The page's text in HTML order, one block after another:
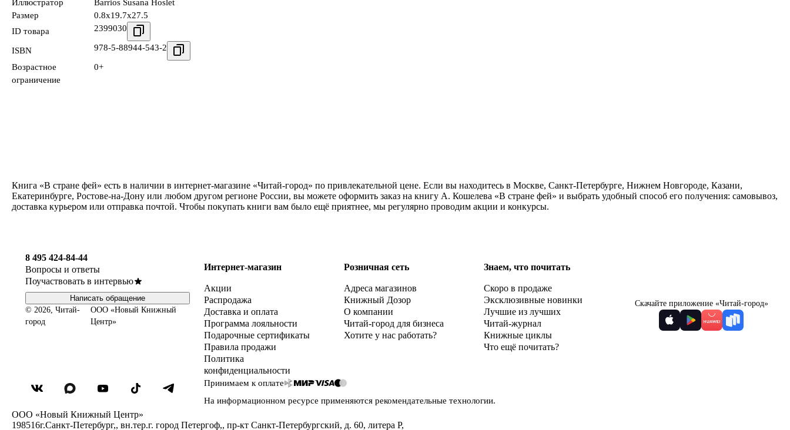
Иллюстратор
Barrios Susana Hoslet
Размер
0.8x19.7x27.5
ID товара
2399030
ISBN 978-5-88944-543-2
Возрастное
ограничение
0+
Книга «В стране фей» есть в наличии в интернет-магазине «Читай-город» по привлекательной цене. Если вы находитесь в Москве, Санкт-Петербурге, Нижнем Новгороде, Казани,
Екатеринбурге, Ростове-на-Дону или любом другом регионе России, вы можете оформить заказ на книгу А. Кошелева «В стране фей» и выбрать удобный способ его получения: самовывоз,
доставка курьером или отправка почтой. Чтобы покупать книги вам было ещё приятнее, мы регулярно проводим акции и конкурсы.
8 495 424-84-44
Вопросы и ответы
Поучаствовать в интервью
Написать обращение
© 2026, Читай-
город
ООО «Новый Книжный
Центр»
Интернет-магазин
Акции
Распродажа
Доставка и оплата
Программа лояльности
Подарочные сертификаты
Правила продажи
Политика
конфиденциальности
Розничная сеть
Адреса магазинов
Книжный Дозор
О компании
Читай-город для бизнеса
Хотите у нас работать?
Знаем, что почитать
Скоро в продаже
Эксклюзивные новинки
Лучшие из лучших
Читай-журнал
Книжные циклы
Что ещё почитать?
Принимаем к оплате
На информационном ресурсе применяются рекомендательные технологии.
Скачайте приложение «Читай-город»
ООО «Новый Книжный Центр»
198516г.Санкт-Петербург,, вн.тер.г. город Петергоф,, пр-кт Санкт-Петербургский, д. 60, литера Р,